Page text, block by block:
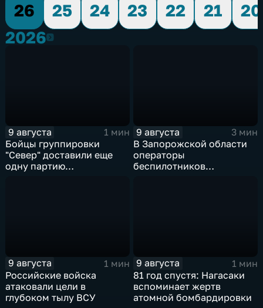
26
25 24 23 22 21
20
20262026
9 августа
1 мин
Бойцы группировки
"Север" доставили еще
одну партию
9 августа
3 мин
В Запорожской области
операторы
беспилотников
9 августа
1 мин
Российские войска
атаковали цели в
глубоком тылу ВСУ
9 августа
1 мин
81 год спустя: Нагасаки
вспоминает жертв
атомной бомбардировки